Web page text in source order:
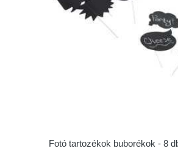
Fotó tartozékok buborékok - 8